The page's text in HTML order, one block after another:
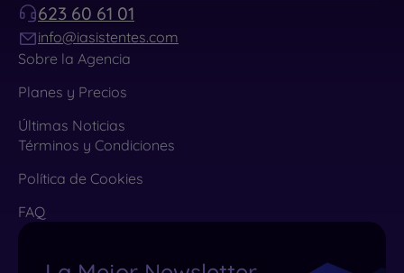
623 60 61 01
info@iasistentes.com
Sobre la Agencia
Planes y Precios
Últimas Noticias
Términos y Condiciones
Política de Cookies
FAQ